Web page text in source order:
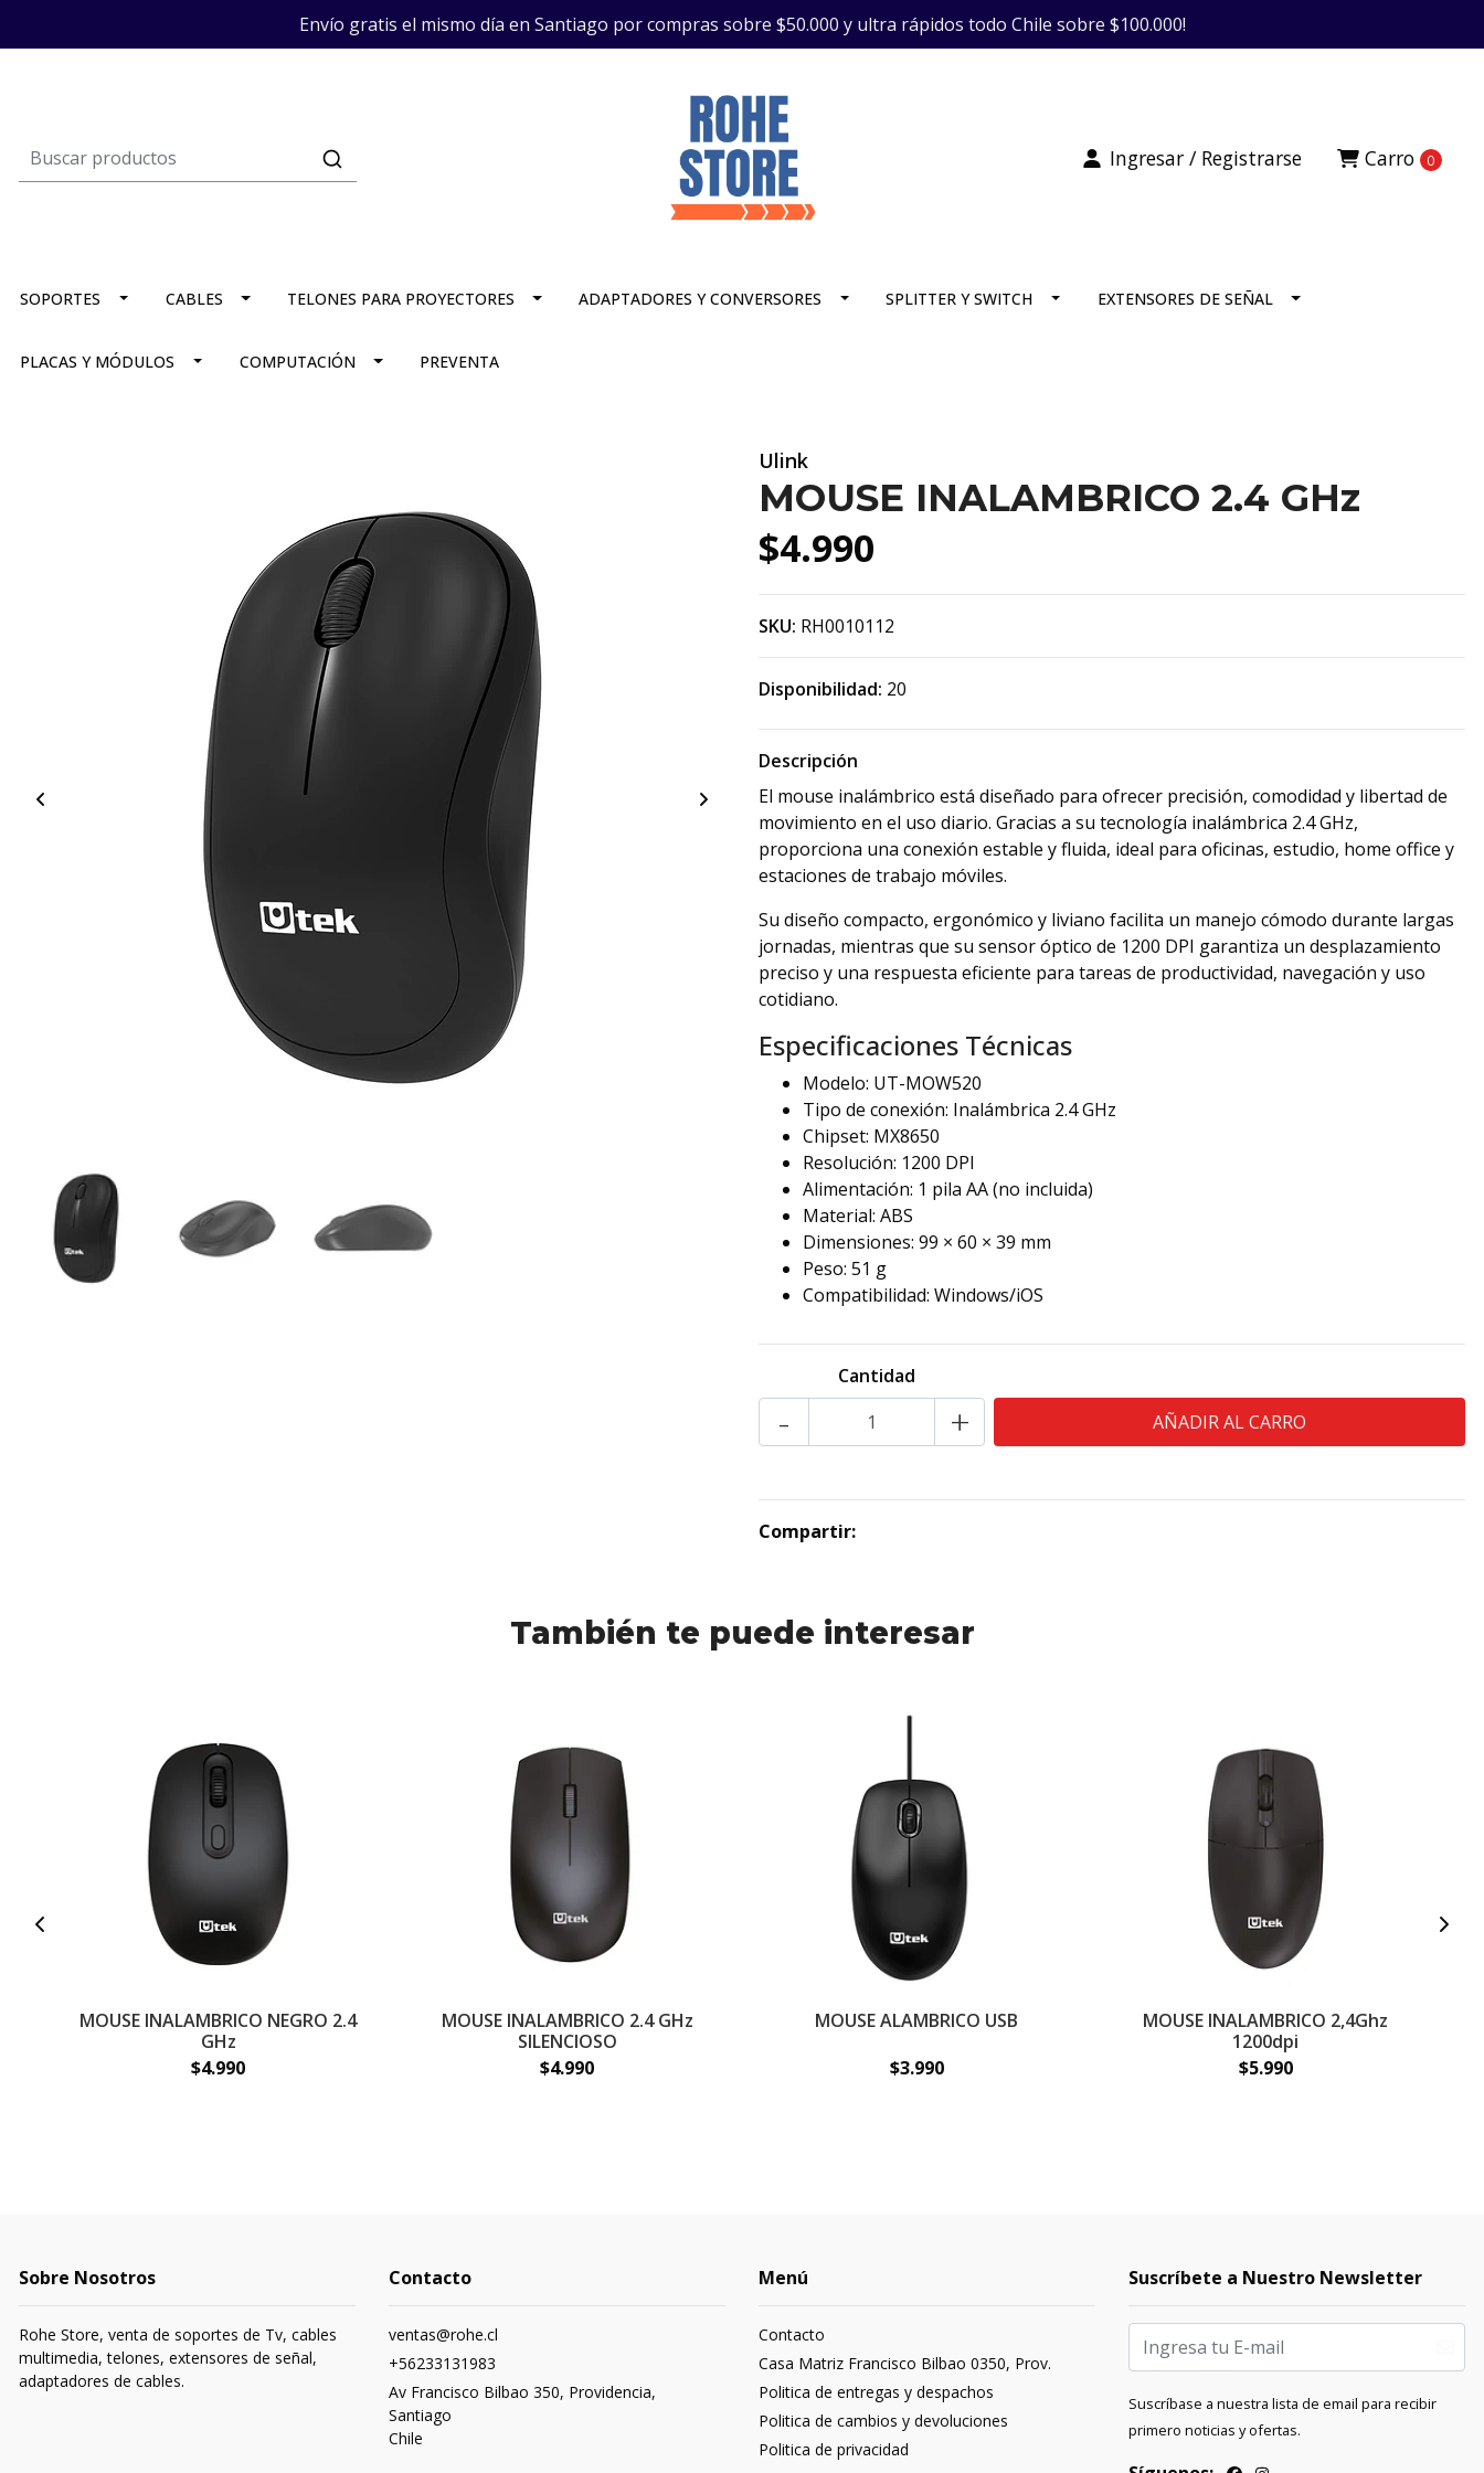
Envío gratis el mismo día en Santiago por compras sobre $50.000 y ultra rápidos todo Chile sobre $100.000!
Carro 0
Ingresar / Registrarse
SOPORTES CABLES TELONES PARA PROYECTORES ADAPTADORES Y CONVERSORES SPLITTER Y SWITCH EXTENSORES DE SEÑAL
PLACAS Y MÓDULOS COMPUTACIÓN PREVENTA
Ulink
MOUSE INALAMBRICO 2.4 GHz
$4.990
SKU: RH0010112
Disponibilidad: 20
Descripción
El mouse inalámbrico está diseñado para ofrecer precisión, comodidad y libertad de
movimiento en el uso diario. Gracias a su tecnología inalámbrica 2.4 GHz,
proporciona una conexión estable y fluida, ideal para oficinas, estudio, home office y
estaciones de trabajo móviles.
Su diseño compacto, ergonómico y liviano facilita un manejo cómodo durante largas
jornadas, mientras que su sensor óptico de 1200 DPI garantiza un desplazamiento
preciso y una respuesta eficiente para tareas de productividad, navegación y uso
cotidiano.
Especificaciones Técnicas
Modelo: UT-MOW520
Tipo de conexión: Inalámbrica 2.4 GHz
Chipset: MX8650
Resolución: 1200 DPI
Alimentación: 1 pila AA (no incluida)
Material: ABS
Dimensiones: 99 × 60 × 39 mm
Peso: 51 g
Compatibilidad: Windows/iOS
Cantidad
- +
Compartir:
También te puede interesar
MOUSE INALAMBRICO NEGRO 2.4
GHz
$4.990
MOUSE INALAMBRICO 2.4 GHz
SILENCIOSO
$4.990
MOUSE ALAMBRICO USB
$3.990
MOUSE INALAMBRICO 2,4Ghz
1200dpi
$5.990
Sobre Nosotros
Rohe Store, venta de soportes de Tv, cables
multimedia, telones, extensores de señal,
adaptadores de cables.
Contacto
ventas@rohe.cl
+56233131983
Av Francisco Bilbao 350, Providencia,
Santiago
Chile
Menú
Contacto
Casa Matriz Francisco Bilbao 0350, Prov.
Politica de entregas y despachos
Politica de cambios y devoluciones
Politica de privacidad
Suscríbete a Nuestro Newsletter
Suscríbase a nuestra lista de email para recibir
primero noticias y ofertas.